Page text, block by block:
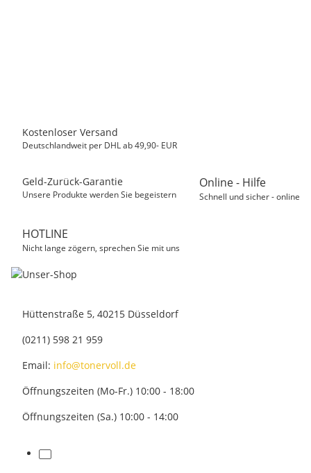
Kostenloser Versand
Deutschlandweit per DHL ab 49,90- EUR
Geld-Zurück-Garantie
Unsere Produkte werden Sie begeistern
Online - Hilfe
Schnell und sicher - online
HOTLINE
Nicht lange zögern, sprechen Sie mit uns
Hüttenstraße 5, 40215 Düsseldorf
(0211) 598 21 959
Email: info@tonervoll.de
Öffnungszeiten (Mo-Fr.) 10:00 - 18:00
Öffnungszeiten (Sa.) 10:00 - 14:00
facebook